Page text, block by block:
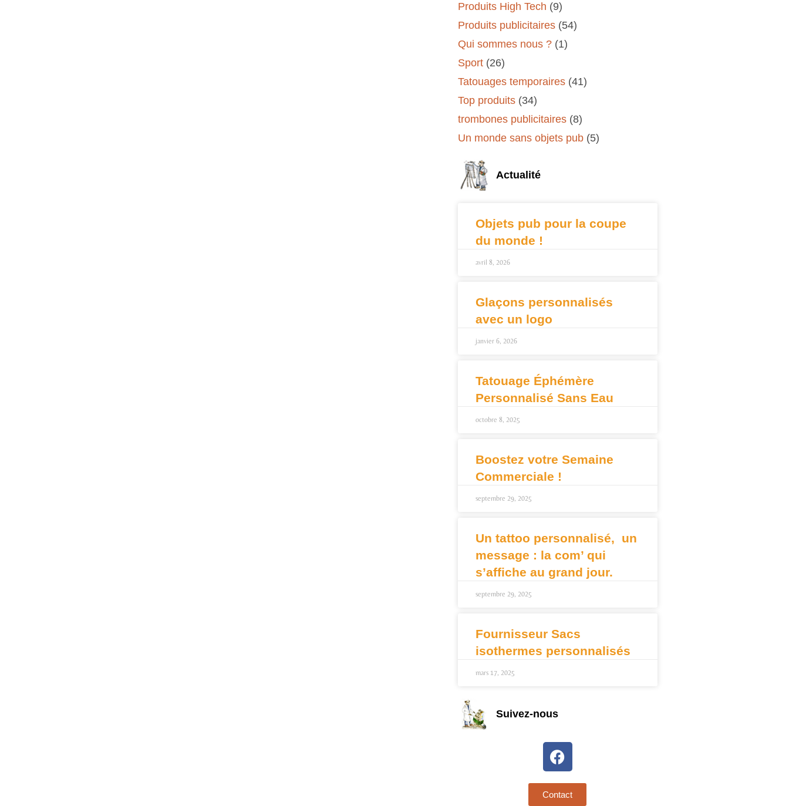
Produits High Tech (9)
Produits publicitaires (54)
Qui sommes nous ? (1)
Sport (26)
Tatouages temporaires (41)
Top produits (34)
trombones publicitaires (8)
Un monde sans objets pub (5)
Actualité
Objets pub pour la coupe
du monde !
avril 8, 2026
Glaçons personnalisés
avec un logo
janvier 6, 2026
Tatouage Éphémère
Personnalisé Sans Eau
octobre 8, 2025
Boostez votre Semaine
Commerciale !
septembre 29, 2025
Un tattoo personnalisé, un
message : la com’ qui
s’affiche au grand jour.
septembre 29, 2025
Fournisseur Sacs
isothermes personnalisés
mars 17, 2025
Suivez-nous
Contact